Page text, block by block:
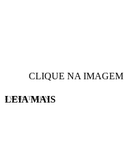
CLIQUE NA IMAGEM
EVINIS TALON
LEIA MAIS